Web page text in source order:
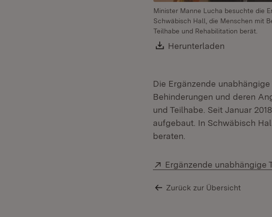
Minister Manne Lucha besuchte die
Schwäbisch Hall, die Menschen mit
Teilhabe und Rehabilitation berät.
Download:
Herunterladen
Die Ergänzende
Behinderungen und deren
und Teilhabe. Seit Januar
aufgebaut. In Schwäbisch
beraten.
Extern:
Ergänzende unabhängige
Zurück zur Übersicht